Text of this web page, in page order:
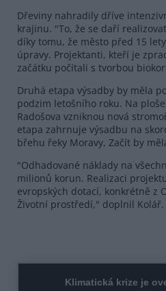
Dřeviny nahradily dříve
krajinu. "To, že se daří
díky tomu, že město před 15
úpravy. Projektanti, kteří je
začátku počítali s tvorbou
Druhá etapa výsadby by měla
podzim letošního roku. Na
Radošova vzniknou nová
etapa zahrnuje výsadbu na
břehu řeky Moravy, Začít by
"Odhadované náklady na
milionů korun. Realizaci
evropských dotací, konkrétně z
Životní prostředí," doplnil Kolář.